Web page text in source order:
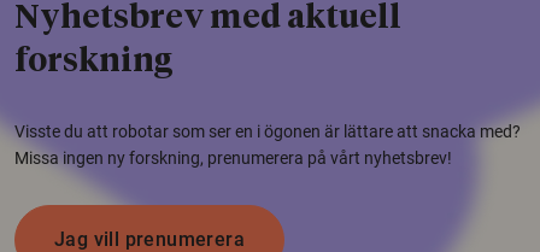
Nyhetsbrev med aktuell
forskning
Visste du att robotar som ser en i ögonen är lättare att snacka med?
Missa ingen ny forskning, prenumerera på vårt nyhetsbrev!
Jag vill prenumerera